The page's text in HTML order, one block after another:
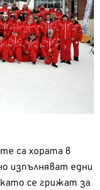
са хората в
изпълняват едни
се грижат за